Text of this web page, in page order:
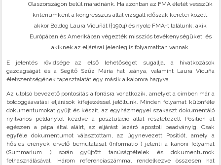
Olaszországon belül maradnánk. Ha azonban az FMA életét vesszük
kritériumként a kongresszus által vizsgált időszak keretei között,
akkor Boldog Laura Vicuñát (†1904) és nyolc FMA-t találunk, akik
Európában és Amerikában végezték missziós tevékenységüket, és
akiknek az eljárásai jelenleg is folyamatban vannak.
E jelentés rövidsége az első lehetőséget sugallja, a hivatkozások
gazdagságát és a Segítő Szűz Mária hat leánya, valamint Laura Vicuña
életszentségének tapasztalatát egy másik alkalomra hagyva.
Az utolsó bevezető pontosítás a forrásra vonatkozik, amelyet a címben már a
boldoggáavatási eljárások kifejezéssel jelöltünk. Minden folyamat különféle
dokumentumokat gyűjt és készít, az egyházmegyei szakaszt dokumentáló
nyilvános példánytól kezdve a posztuláció által részletezett Positión át
egészen a pápa által aláírt, az eljárást lezáró apostoli beadványig. Csak
egyféle dokumentumot választottam, az úgynevezett Positiót, amely a
hősies erények érvelő bemutatását (Informatio ) jelenti a kánoni folyamat
(Summarium ) során gyűjtött tanúságtételek és dokumentumok
felhasználásával. Három referenciaszámmal rendelkezve összesen hat